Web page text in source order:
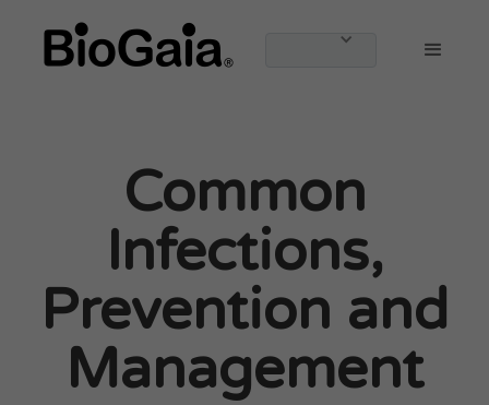
Common
Infections,
Prevention and
Management